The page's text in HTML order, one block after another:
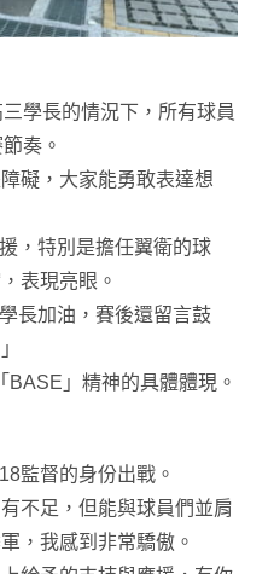
學長的情況下，所有球員
奏。
礙，大家能勇敢表達想
，特別是擔任翼衛的球
表現亮眼。
長加油，賽後還留言鼓
」精神的具體體現。
監督的身份出戰。
不足，但能與球員們並肩
，我感到非常驕傲。